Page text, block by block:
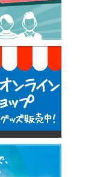
酒場たっちゃん 西